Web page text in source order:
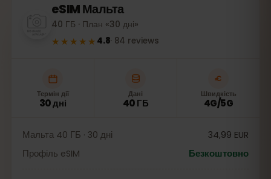
eSIMМальта
40 ГБ · План «30 дні»
★★★★★ 4.8· 84 reviews
Термін дії
30 дні
Дані
40 ГБ
Швидкість
4G/5G
Мальта 40 ГБ · 30 дні
34,99 EUR
Профіль eSIM
Безкоштовно